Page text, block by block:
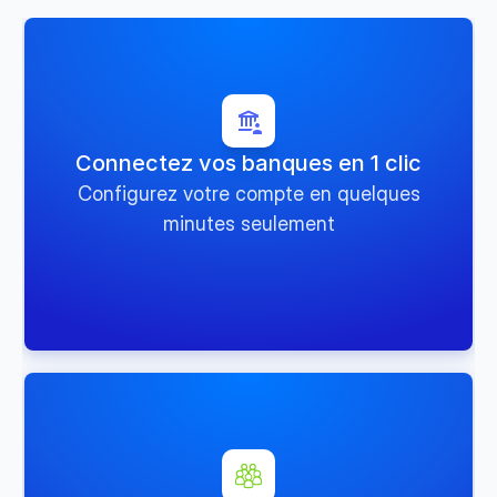
Connectez vos banques en 1 clic
Configurez votre compte en quelques
minutes seulement